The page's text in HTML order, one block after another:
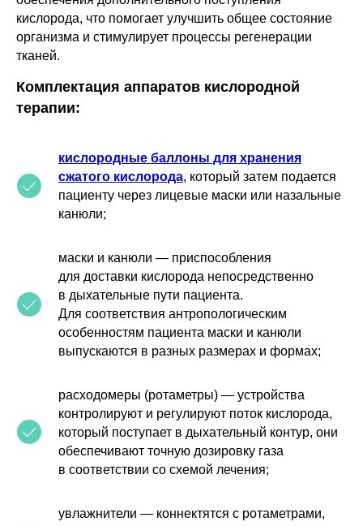
кислорода, что помогает улучшить общее состояние
организма и стимулирует процессы регенерации
тканей.
Комплектация аппаратов кислородной
терапии:
кислородные баллоны для хранения
сжатого кислорода, который затем подается
пациенту через лицевые маски или назальные
канюли;
маски и канюли — приспособления
для доставки кислорода непосредственно
в дыхательные пути пациента.
Для соответствия антропологическим
особенностям пациента маски и канюли
выпускаются в разных размерах и формах;
расходомеры (ротаметры) — устройства
контролируют и регулируют поток кислорода,
который поступает в дыхательный контур, они
обеспечивают точную дозировку газа
в соответствии со схемой лечения;
увлажнители — коннектятся с ротаметрами,
МЕНЮ
КОНТАКТЫ
Отзывы
г. Москва, ул. Средняя
Калитниковская, 26/27с1
info@o203.ru